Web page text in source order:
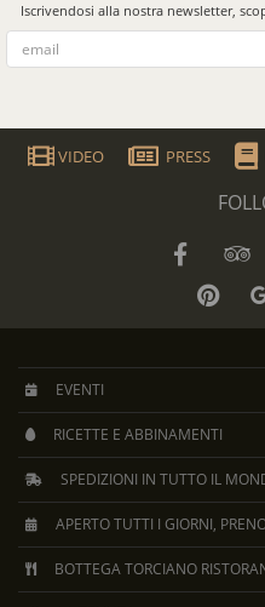
Iscrivendosi alla nostra newsletter,
VIDEO PRESS
EVENTI
RICETTE E ABBINAMENTI
SPEDIZIONI IN TUTTO IL
APERTO TUTTI I GIORNI,
BOTTEGA TORCIANO